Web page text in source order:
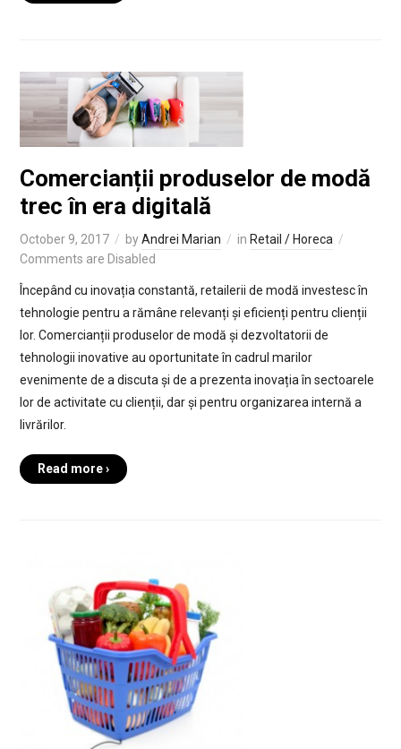
Comercianții produselor de modă
trec în era digitală
October 9, 2017 byAndrei Marian in Retail / Horeca
Comments are Disabled
Începând cu inovația constantă, retailerii de modă investesc în
tehnologie pentru a rămâne relevanți și eficienți pentru clienții
lor. Comercianții produselor de modă și dezvoltatorii de
tehnologii inovative au oportunitate în cadrul marilor
evenimente de a discuta și de a prezenta inovația în sectoarele
lor de activitate cu clienții, dar și pentru organizarea internă a
livrărilor.
Read more ›